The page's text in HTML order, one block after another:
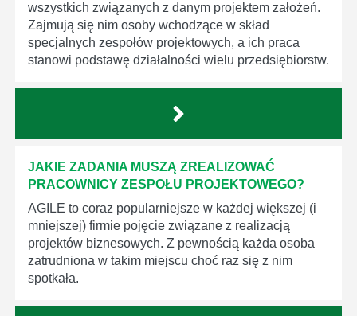
wszystkich związanych z danym projektem założeń.
Zajmują się nim osoby wchodzące w skład
specjalnych zespołów projektowych, a ich praca
stanowi podstawę działalności wielu przedsiębiorstw.
JAKIE ZADANIA MUSZĄ ZREALIZOWAĆ
PRACOWNICY ZESPOŁU PROJEKTOWEGO?
AGILE to coraz popularniejsze w każdej większej (i
mniejszej) firmie pojęcie związane z realizacją
projektów biznesowych. Z pewnością każda osoba
zatrudniona w takim miejscu choć raz się z nim
spotkała.